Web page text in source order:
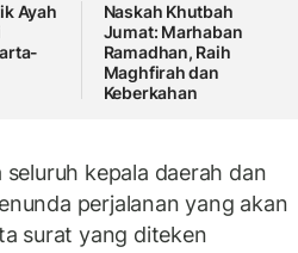
Ayah
Naskah Khutbah
Jumat: Marhaban
Ramadhan, Raih
Maghfirah dan
Keberkahan
kepala daerah dan
perjalanan yang akan
surat yang diteken